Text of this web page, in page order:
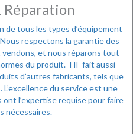
de tous les types d’équipement
respectons la garantie des
et nous réparons tout
du produit. TIF fait aussi
d’autres fabricants, tels que
du service est une
l’expertise requise pour faire
nécessaires.